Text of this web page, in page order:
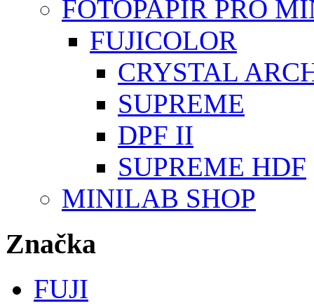
FOTOPAPÍR PRO
FUJICOLOR
CRYSTAL
SUPREME
DPF II
SUPREME HDF
MINILAB SHOP
Značka
FUJI